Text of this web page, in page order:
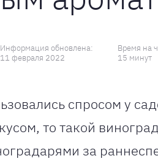
Информация обновлена:
11 февраля 2022
Время на
15 минут
спросом у
то такой
за